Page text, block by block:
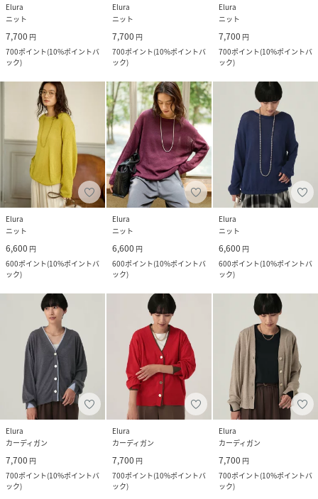
Elura
ニット
7,700 円
700ポイント(10%ポイントバ
ック)
Elura
ニット
7,700 円
700ポイント(10%ポイントバ
ック)
Elura
ニット
7,700 円
700ポイント(10%ポイントバ
ック)
Elura
ニット
6,600 円
600ポイント(10%ポイントバ
ック)
Elura
ニット
6,600 円
600ポイント(10%ポイントバ
ック)
Elura
ニット
6,600 円
600ポイント(10%ポイントバ
ック)
Elura
カーディガン
7,700 円
700ポイント(10%ポイントバ
ック)
Elura
カーディガン
7,700 円
700ポイント(10%ポイントバ
ック)
Elura
カーディガン
7,700 円
700ポイント(10%ポイントバ
ック)